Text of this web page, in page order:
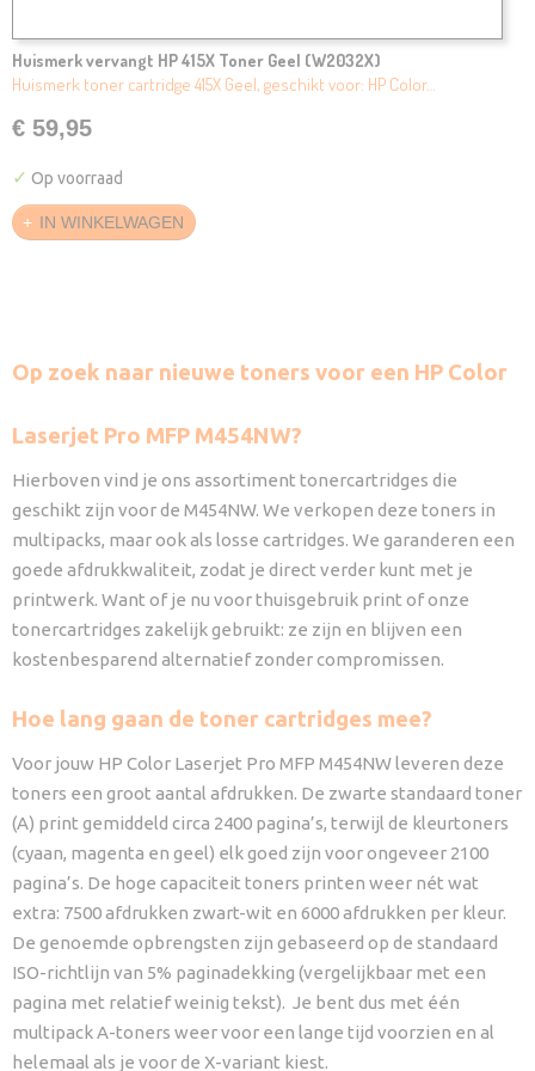
Huismerk vervangt HP 415X Toner Geel (W2032X)
Huismerk toner cartridge 415X Geel, geschikt voor: HP Color…
€ 59,95
✓ Op voorraad
IN WINKELWAGEN
Op zoek naar nieuwe toners voor een HP Color
Laserjet Pro MFP M454NW?
Hierboven vind je ons assortiment tonercartridges die
geschikt zijn voor de M454NW. We verkopen deze toners in
multipacks, maar ook als losse cartridges. We garanderen een
goede afdrukkwaliteit, zodat je direct verder kunt met je
printwerk. Want of je nu voor thuisgebruik print of onze
tonercartridges zakelijk gebruikt: ze zijn en blijven een
kostenbesparend alternatief zonder compromissen.
Hoe lang gaan de toner cartridges mee?
Voor jouw HP Color Laserjet Pro MFP M454NW leveren deze
toners een groot aantal afdrukken. De zwarte standaard toner
(A) print gemiddeld circa 2400 pagina’s, terwijl de kleurtoners
(cyaan, magenta en geel) elk goed zijn voor ongeveer 2100
pagina’s. De hoge capaciteit toners printen weer nét wat
extra: 7500 afdrukken zwart-wit en 6000 afdrukken per kleur.
De genoemde opbrengsten zijn gebaseerd op de standaard
ISO-richtlijn van 5% paginadekking (vergelijkbaar met een
pagina met relatief weinig tekst). Je bent dus met één
multipack A-toners weer voor een lange tijd voorzien en al
helemaal als je voor de X-variant kiest.